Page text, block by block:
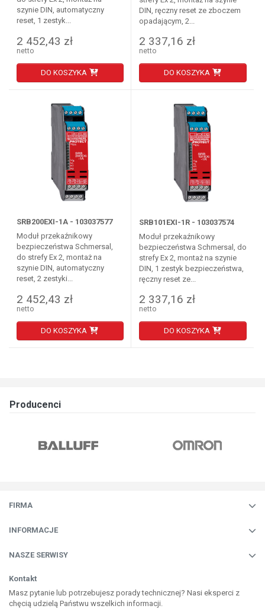
szynie DIN, automatyczny
reset, 1 zestyk...
2 452,43 zł
netto
DO KOSZYKA
DIN, ręczny reset ze zboczem
opadającym, 2...
2 337,16 zł
netto
DO KOSZYKA
SRB200EXI-1A - 103037577
Moduł przekaźnikowy
bezpieczeństwa Schmersal,
do strefy Ex 2, montaż na
szynie DIN, automatyczny
reset, 2 zestyki...
2 452,43 zł
netto
DO KOSZYKA
SRB101EXI-1R - 103037574
Moduł przekaźnikowy
bezpieczeństwa Schmersal, do
strefy Ex 2, montaż na szynie
DIN, 1 zestyk bezpieczeństwa,
ręczny reset ze...
2 337,16 zł
netto
DO KOSZYKA
Producenci
FIRMA
INFORMACJE
NASZE SERWISY
Kontakt
Masz pytanie lub potrzebujesz porady technicznej? Nasi eksperci z
chęcią udzielą Państwu wszelkich informacji.